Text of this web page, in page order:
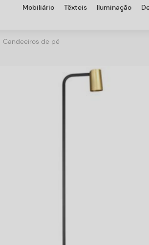
Mobiliário Têxteis Iluminação
Candeeiros de pé